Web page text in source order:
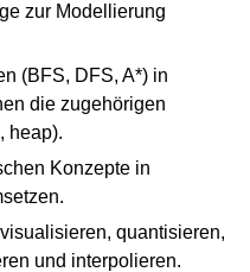
zur Modellierung
(BFS, DFS, A*) in
die zugehörigen
heap).
Konzepte in
quantisieren,
und interpolieren.